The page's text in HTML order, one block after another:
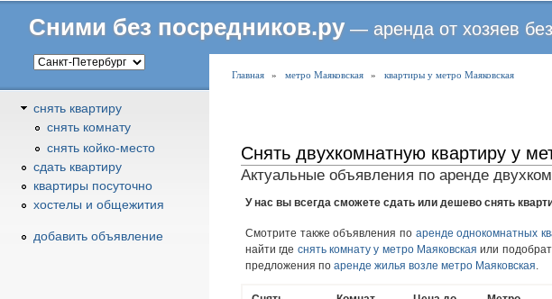
к
Сними без посредников.ру — аренда от хозяев
В
Главная » метро Маяковская » квартиры у метро Маяковская
Снять двухкомнатную квартиру у
Актуальные объявления по аренде
У нас вы всегда сможете сдать или дешево снять
Смотрите также объявления по аренде однокомнатных
найти где снять комнату у метро Маяковская или
предложения по аренде жилья возле метро Маяковская
снять квартиру
снять комнату
снять койко-место
сдать квартиру
квартиры посуточно
хостелы и общежития
добавить объявление